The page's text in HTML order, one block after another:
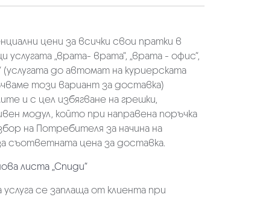
цени за всички свои пратки в
„врата- врата“, „врата - офис“,
до автомат на куриерската
този вариант за доставка)
и с цел избягване на грешки,
модул, който при направена поръчка
на Потребителя за начина на
съответната цена за доставка.
листа „Спиди“
се заплаща от клиента при